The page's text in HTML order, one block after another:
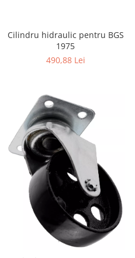
Cilindru hidraulic pentru BGS
1975
490,88 Lei